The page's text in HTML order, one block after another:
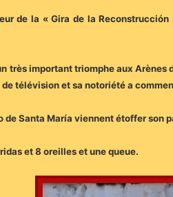
de la « Gira de la
très important triomphe aux Arènes
télévision et sa notoriété a
de Santa María viennent étoffer son
et 8 oreilles et une queue.